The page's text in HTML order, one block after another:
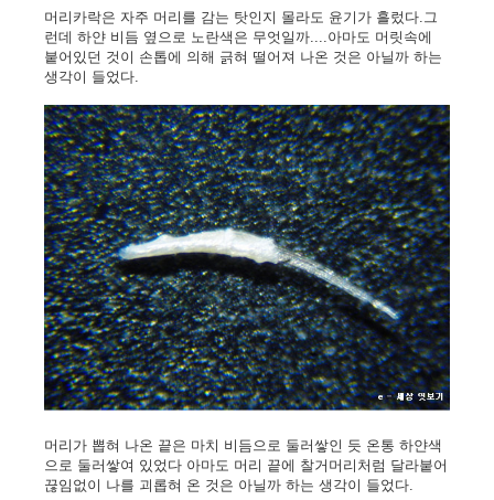
머리카락은 자주 머리를 감는 탓인지 몰라도 윤기가 흘렀다.그
런데 하얀 비듬 옆으로 노란색은 무엇일까....아마도 머릿속에
붙어있던 것이 손톱에 의해 긁혀 떨어져 나온 것은 아닐까 하는
생각이 들었다.
머리가 뽑혀 나온 끝은 마치 비듬으로 둘러쌓인 듯 온통 하얀색
으로 둘러쌓여 있었다 아마도 머리 끝에 찰거머리처럼 달라붙어
끊임없이 나를 괴롭혀 온 것은 아닐까 하는 생각이 들었다.